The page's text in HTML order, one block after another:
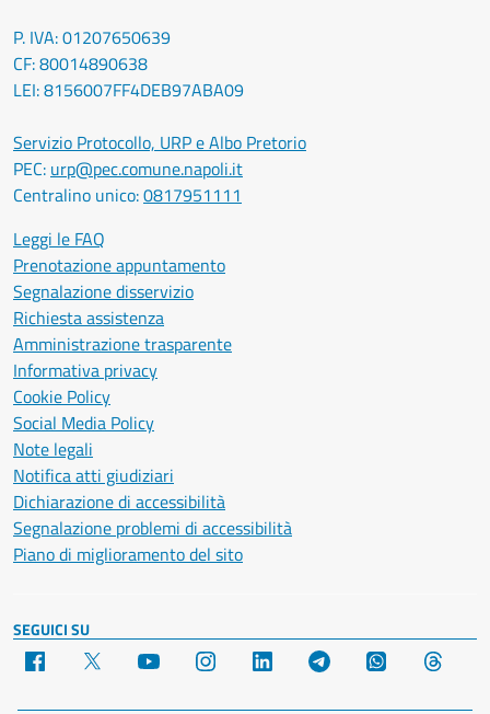
P. IVA: 01207650639
CF: 80014890638
LEI: 8156007FF4DEB97ABA09
Servizio Protocollo, URP e Albo Pretorio
PEC: urp@pec.comune.napoli.it
Centralino unico:0817951111
Leggi le FAQ
Prenotazione appuntamento
Segnalazione disservizio
Richiesta assistenza
Amministrazione trasparente
Informativa privacy
Cookie Policy
Social Media Policy
Note legali
Notifica atti giudiziari
Dichiarazione di accessibilità
Segnalazione problemi di accessibilità
Piano di miglioramento del sito
SEGUICI SU
Facebook YouTube Instagram LinkedIn Telegram WhatsApp